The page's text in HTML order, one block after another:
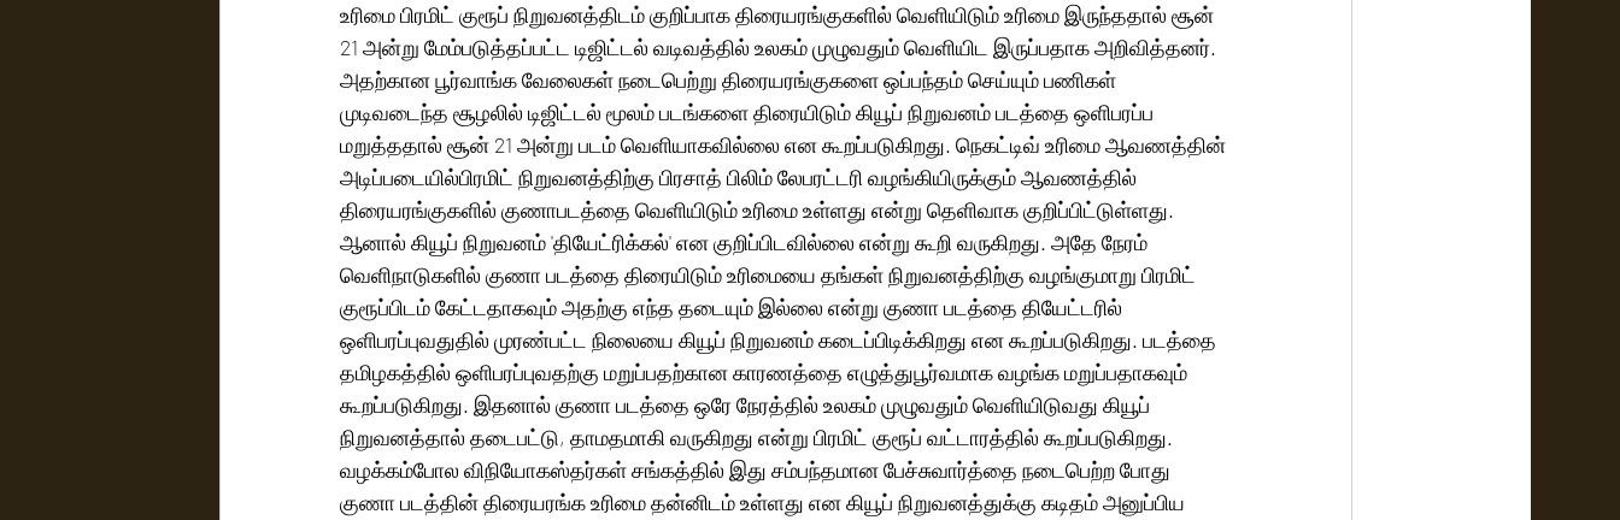
உரிமை பிரமிட் குரூப் நிறுவனத்திடம் குறிப்பாக திரையரங்குகளில் வெளியிடும் உரிமை இருந்ததால் சூன்
21 அன்று மேம்படுத்தப்பட்ட டிஜிட்டல் வடிவத்தில் உலகம் முழுவதும் வெளியிட இருப்பதாக அறிவித்தனர்.
அதற்கான பூர்வாங்க வேலைகள் நடைபெற்று திரையரங்குகளை ஒப்பந்தம் செய்யும் பணிகள்
முடிவடைந்த சூழலில் டிஜிட்டல் மூலம் படங்களை திரையிடும் கியூப் நிறுவனம் படத்தை ஒளிபரப்ப
மறுத்ததால் சூன் 21 அன்று படம் வெளியாகவில்லை என கூறப்படுகிறது. நெகட்டிவ் உரிமை ஆவணத்தின்
அடிப்படையில்பிரமிட் நிறுவனத்திற்கு பிரசாத் பிலிம் லேபரட்டரி வழங்கியிருக்கும் ஆவணத்தில்
திரையரங்குகளில் குணாபடத்தை வெளியிடும் உரிமை உள்ளது என்று தெளிவாக குறிப்பிட்டுள்ளது.
ஆனால் கியூப் நிறுவனம் 'தியேட்ரிக்கல்' என குறிப்பிடவில்லை என்று கூறி வருகிறது. அதே நேரம்
வெளிநாடுகளில் குணா படத்தை திரையிடும் உரிமையை தங்கள் நிறுவனத்திற்கு வழங்குமாறு பிரமிட்
குரூப்பிடம் கேட்டதாகவும் அதற்கு எந்த தடையும் இல்லை என்று குணா படத்தை தியேட்டரில்
ஒளிபரப்புவதுதில் முரண்பட்ட நிலையை கியூப் நிறுவனம் கடைப்பிடிக்கிறது என கூறப்படுகிறது. படத்தை
தமிழகத்தில் ஒளிபரப்புவதற்கு மறுப்பதற்கான காரணத்தை எழுத்துபூர்வமாக வழங்க மறுப்பதாகவும்
கூறப்படுகிறது. இதனால் குணா படத்தை ஒரே நேரத்தில் உலகம் முழுவதும் வெளியிடுவது கியூப்
நிறுவனத்தால் தடைபட்டு, தாமதமாகி வருகிறது என்று பிரமிட் குரூப் வட்டாரத்தில் கூறப்படுகிறது.
வழக்கம்போல விநியோகஸ்தர்கள் சங்கத்தில் இது சம்பந்தமான பேச்சுவார்த்தை நடைபெற்ற போது
குணா படத்தின் திரையரங்க உரிமை தன்னிடம் உள்ளது என கியூப் நிறுவனத்துக்கு கடிதம் அனுப்பிய